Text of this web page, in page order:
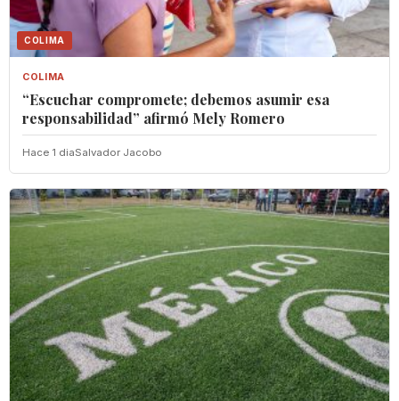
COLIMA
COLIMA
“Escuchar compromete; debemos asumir esa
responsabilidad” afirmó Mely Romero
Hace 1 diaSalvador Jacobo